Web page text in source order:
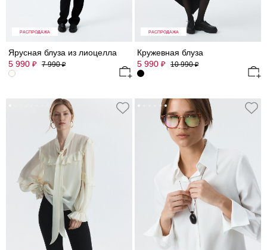
РАСПРОДАЖА
Ярусная блуза из лиоцелла
5 990 ₽ 7 990₽
РАСПРОДАЖА
Кружевная блуза
5 990 ₽ 10 990₽